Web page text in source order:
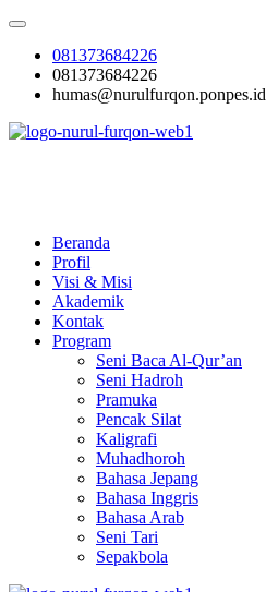
Skip
content081373684226
081373684226
humas@nurulfurqon.ponpes.id
Beranda
Profil
Visi & Misi
Akademik
Kontak
Program
Seni Baca Al-Qur’an
Seni Hadroh
Pramuka
Pencak Silat
Kaligrafi
Muhadhoroh
Bahasa Jepang
Bahasa Inggris
Bahasa Arab
Seni Tari
Sepakbola